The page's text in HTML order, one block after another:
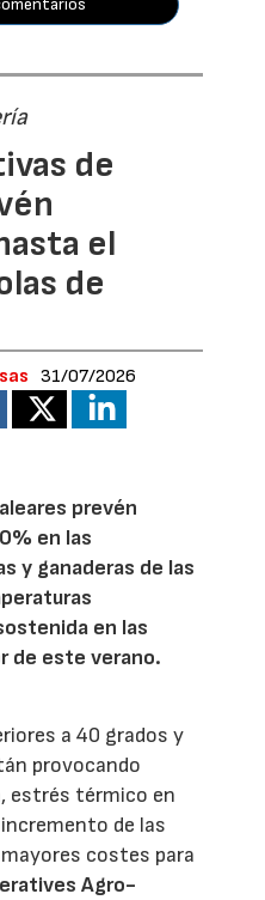
de
el
de
31/07/2026
prevén
en las
y ganaderas de las
en las
de este verano.
a 40 grados y
provocando
estrés térmico en
de las
costes para
Agro-